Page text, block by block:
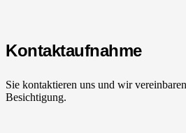
Kontaktaufnahme
Sie kontaktieren uns und wir
Besichtigung.